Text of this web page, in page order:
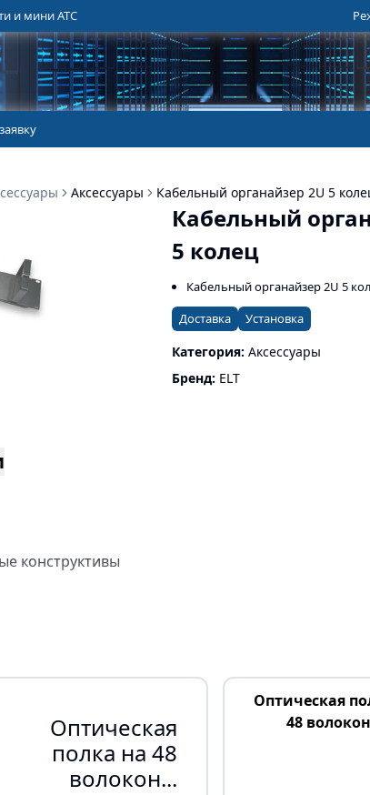
и мини АТС
Аксессуары Кабельный органайзер 2U 5
Кабельный
5 колец
Кабельный органайзер 2U 5
Доставка
Установка
Категория: Аксессуары
Бренд: ELT
конструктивы
Оптическая
полка на 48
волокон...
Оптическая
48